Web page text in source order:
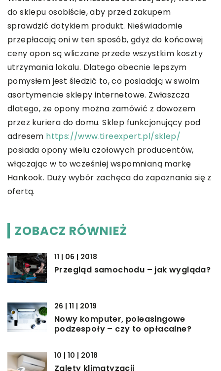
do sklepu osobiście, aby przed zakupem
sprawdzić dotykiem produkt. Nieświadomie
przepłacają oni w ten sposób, gdyż do końcowej
ceny opon są wliczane przede wszystkim koszty
utrzymania lokalu. Dlatego obecnie lepszym
pomysłem jest śledzić to, co posiadają w swoim
asortymencie sklepy internetowe. Zwłaszcza
dlatego, że opony można zamówić z dowozem
przez kuriera do domu. Sklep funkcjonujący pod
adresem https://www.tireexpert.pl/sklep/
posiada opony wielu czołowych producentów,
włączając w to wcześniej wspomnianą markę
Hankook. Duży wybór zachęca do zapoznania się z
ofertą.
ZOBACZ RÓWNIEŻ
11 | 06 | 2018
Przegląd samochodu – jak wygląda?
26 | 11 | 2019
Nowy komputer, poleasingowe
podzespoły – czy to opłacalne?
10 | 10 | 2018
Zalety klimatyzacji